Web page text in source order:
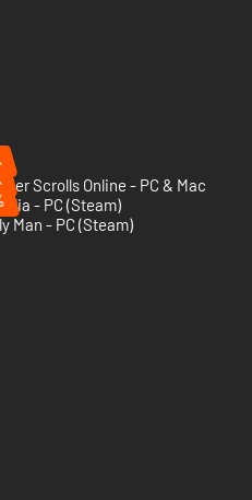
Scrolls Online - PC & Mac
- PC (Steam)
Man - PC (Steam)